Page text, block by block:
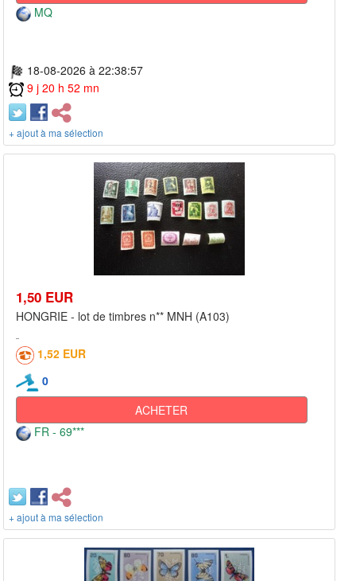
MQ
18-08-2026 à 22:38:57
9 j 20 h 52 mn
+ ajout à ma sélection
1,50 EUR
HONGRIE - lot de timbres n** MNH (A103)
1,52 EUR
0
ACHETER
FR - 69***
+ ajout à ma sélection